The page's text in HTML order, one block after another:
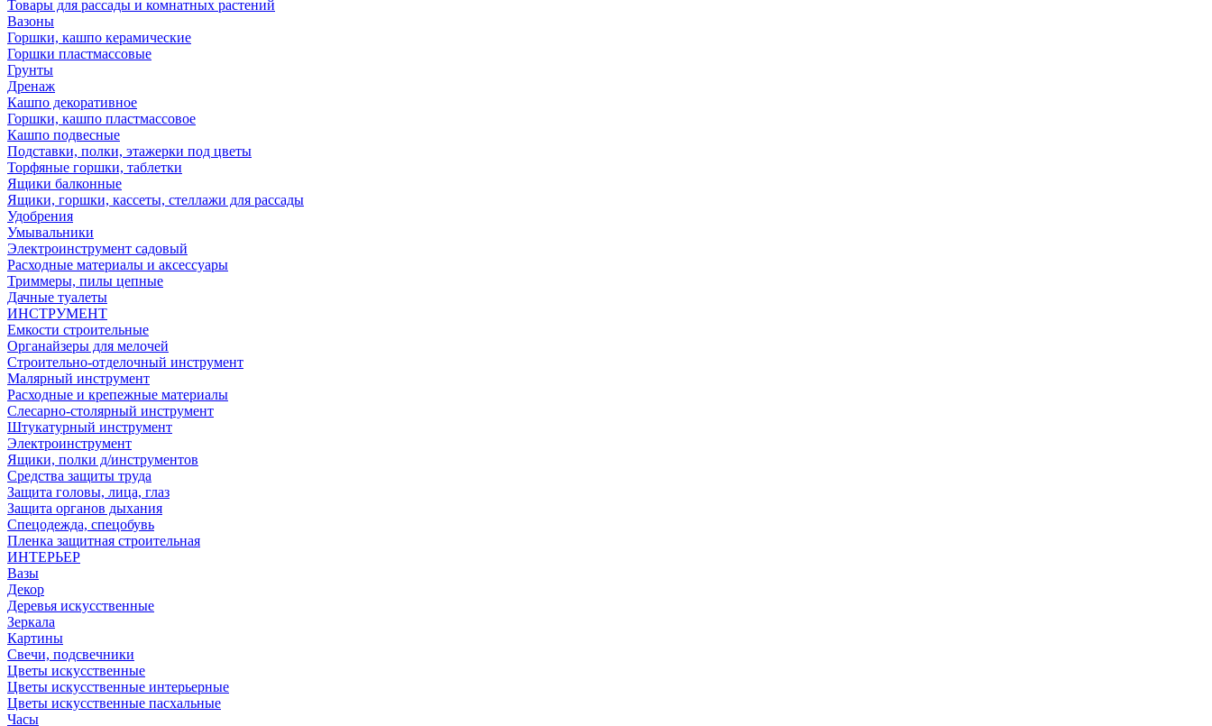
Товары для рассады и комнатных растений
Вазоны
Горшки, кашпо керамические
Горшки пластмассовые
Грунты
Дренаж
Кашпо декоративное
Горшки, кашпо пластмассовое
Кашпо подвесные
Подставки, полки, этажерки под цветы
Торфяные горшки, таблетки
Ящики балконные
Ящики, горшки, кассеты, стеллажи для рассады
Удобрения
Умывальники
Электроинструмент садовый
Расходные материалы и аксессуары
Триммеры, пилы цепные
Дачные туалеты
ИНСТРУМЕНТ
Емкости строительные
Органайзеры для мелочей
Строительно-отделочный инструмент
Малярный инструмент
Расходные и крепежные материалы
Слесарно-столярный инструмент
Штукатурный инструмент
Электроинструмент
Ящики, полки д/инструментов
Средства защиты труда
Защита головы, лица, глаз
Защита органов дыхания
Спецодежда, спецобувь
Пленка защитная строительная
ИНТЕРЬЕР
Вазы
Декор
Деревья искусственные
Зеркала
Картины
Свечи, подсвечники
Цветы искусственные
Цветы искусственные интерьерные
Цветы искусственные пасхальные
Часы